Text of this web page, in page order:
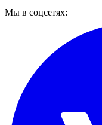
Мы в соцсетях: